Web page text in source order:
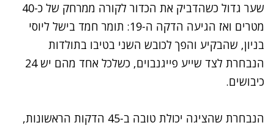
שער גדול כשהדביק את הכדור לקורה ממרחק של כ-40
מטרים ואז הגיעה הדקה ה-19: תומר חמד בישל ליוסי
בניון, שהבקיע והפך לכובש השני בטיבו בתולדות
הנבחרת לצד שייע פייגנבוים, כשלכל אחד מהם יש 24
כיבושים.
הנבחרת שהציגה יכולת טובה ב-45 הדקות הראשונות,